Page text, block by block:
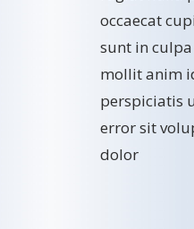
occaecat
sunt in
mollit anim
perspiciatis
error sit
dolor